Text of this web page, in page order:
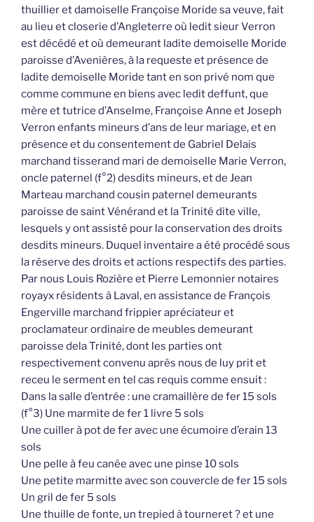
thuillier et damoiselle Françoise Moride sa veuve, fait
au lieu et closerie d’Angleterre où ledit sieur Verron
est décédé et où demeurant ladite demoiselle Moride
paroisse d’Avenières, à la requeste et présence de
ladite demoiselle Moride tant en son privé nom que
comme commune en biens avec ledit deffunt, que
mère et tutrice d’Anselme, Françoise Anne et Joseph
Verron enfants mineurs d’ans de leur mariage, et en
présence et du consentement de Gabriel Delais
marchand tisserand mari de demoiselle Marie Verron,
oncle paternel (f°2) desdits mineurs, et de Jean
Marteau marchand cousin paternel demeurants
paroisse de saint Vénérand et la Trinité dite ville,
lesquels y ont assisté pour la conservation des droits
desdits mineurs. Duquel inventaire a été procédé sous
la réserve des droits et actions respectifs des parties.
Par nous Louis Rozière et Pierre Lemonnier notaires
royayx résidents à Laval, en assistance de François
Engerville marchand frippier apréciateur et
proclamateur ordinaire de meubles demeurant
paroisse dela Trinité, dont les parties ont
respectivement convenu après nous de luy prit et
receu le serment en tel cas requis comme ensuit :
Dans la salle d’entrée : une cramaillère de fer 15 sols
(f°3) Une marmite de fer 1 livre 5 sols
Une cuiller à pot de fer avec une écumoire d’erain 13
sols
Une pelle à feu canée avec une pinse 10 sols
Une petite marmitte avec son couvercle de fer 15 sols
Un gril de fer 5 sols
Une thuille de fonte, un trepied à tourneret ? et une